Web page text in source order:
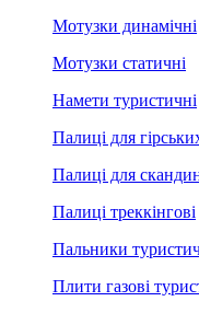
Мотузки динамічні
Мотузки статичні
Намети туристичні
Палиці для
Палиці для
Палиці треккінгові
Пальники
Плити газові